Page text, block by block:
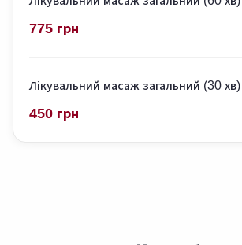
775 грн
Лікувальний масаж загальний (30 хв)
450 грн